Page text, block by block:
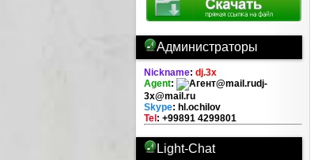
Администраторы
Nickname: dj.3x
Agent:
dj-
3x@mail.ru
Skype: hl.ochilov
Tel : +99891 4299801
Light-Chat